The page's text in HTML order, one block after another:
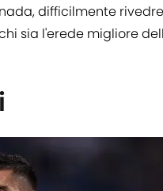
difficilmente
sia l'erede migliore